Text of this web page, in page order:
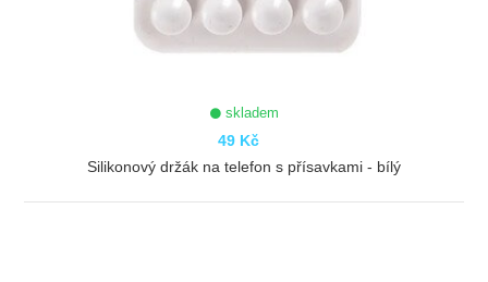
skladem
49 Kč
Silikonový držák na telefon s přísavkami - bílý